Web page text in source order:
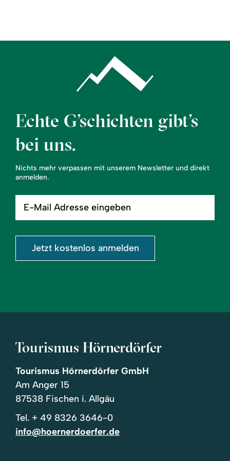
Echte G’schichten gibt’s
bei uns.
Nichts mehr verpassen mit unserem Newsletter und direkt
anmelden.
Mail
eingeben
Jetzt kostenlos anmelden
Tourismus Hörnerdörfer
Tourismus Hörnerdörfer GmbH
Am Anger 15
87538 Fischen i. Allgäu
Tel. + 49 8326 3646-0
info@hoernerdoerfer.de